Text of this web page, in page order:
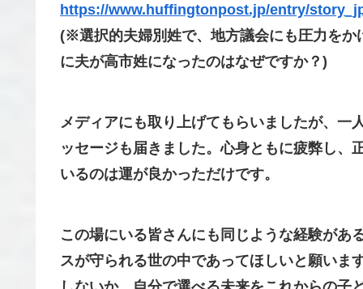
https://www.huffingtonpost.jp/entry/
(※選択的夫婦別姓で、地方議会にも圧力を
に夫が高市姓になったのはなぜですか？)
メディアにも取り上げてもらいましたが、一
ッセージも届きました。心身ともに疲弊し、
いるのは運が良かっただけです。
この場にいる皆さんにも同じような経験があ
スが守られる世の中であってほしいと願いま